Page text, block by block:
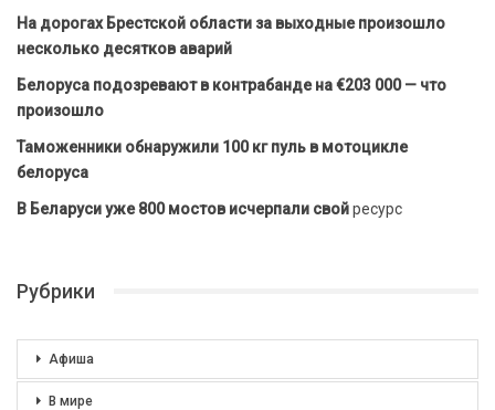
На дорогах Брестской области за выходные произошло
несколько десятков аварий
Белоруса подозревают в контрабанде на €203 000 — что
произошло
Таможенники обнаружили 100 кг пуль в мотоцикле
белоруса
В Беларуси уже 800 мостов исчерпали свойресурс
Рубрики
Афиша
В мире